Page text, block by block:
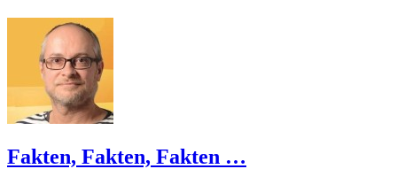
Fakten, Fakten, Fakten …